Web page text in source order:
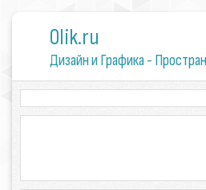
0lik.ru
Дизайн и Графика -